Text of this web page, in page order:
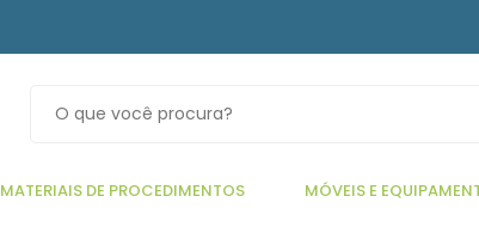
MATERIAIS DE PROCEDIMENTOS MÓVEIS E